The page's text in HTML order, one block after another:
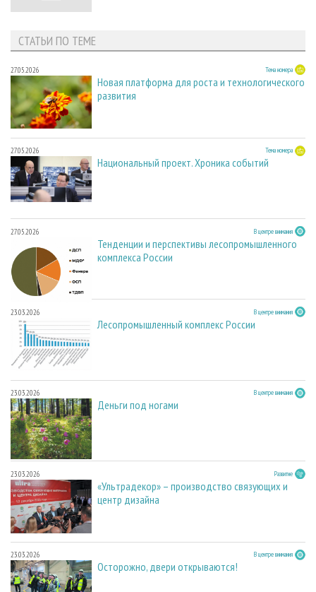
СТАТЬИ ПО ТЕМЕ
27.05.2026 Тема номера
Новая платформа для роста и технологического
развития
27.05.2026 Тема номера
Национальный проект. Хроника событий
27.05.2026 В центре внимания
Тенденции и перспективы лесопромышленного
комплекса России
23.03.2026 В центре внимания
Лесопромышленный комплекс России
23.03.2026 В центре внимания
Деньги под ногами
23.03.2026 Развитие
«Ультрадекор» – производство связующих и
центр дизайна
23.03.2026 В центре внимания
Осторожно, двери открываются!